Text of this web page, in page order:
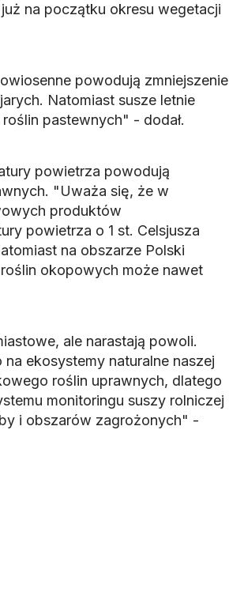
na początku okresu wegetacji
powodują zmniejszenie
Natomiast susze letnie
pastewnych" - dodał.
powietrza powodują
"Uważa się, że w
produktów
powietrza o 1 st. Celsjusza
na obszarze Polski
okopowych może nawet
ale narastają powoli.
ekosystemy naturalne naszej
roślin uprawnych, dlatego
monitoringu suszy rolniczej
i obszarów zagrożonych" -